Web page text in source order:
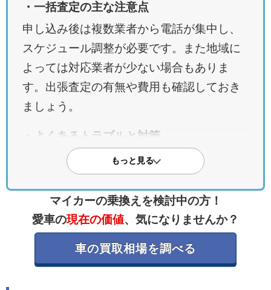
・一括査定の主な注意点
申し込み後は複数業者から電話が集中し、
スケジュール調整が必要です。また地域に
よっては対応業者が少ない場合もありま
す。出張査定の有無や費用も確認しておき
ましょう。
・よくあるトラブルと対策
二重契約や査定後の減額、強引な営業が代
表的なトラブルです。契約内容やキャンセ
ル条件を事前に確認し、クチコミや評判で
信頼できる業者を選ぶことが大切です。
・トラブルを避けるコツ
メールでの連絡を希望して電話を減らし、
もっと見る
マイカーの乗換えを検討中の方！
愛車の現在の価値、気になりませんか？
車の買取相場を調べる